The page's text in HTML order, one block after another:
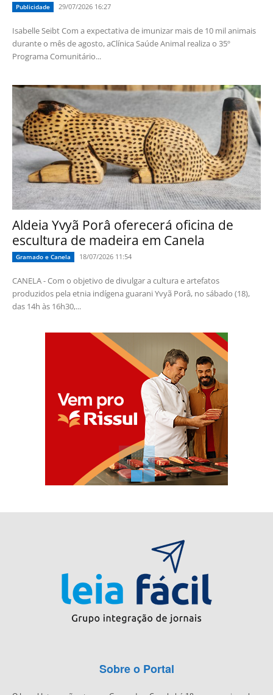
Publicidade 29/07/2026 16:27
Isabelle Seibt Com a expectativa de imunizar mais de 10 mil animais
durante o mês de agosto, aClínica Saúde Animal realiza o 35º
Programa Comunitário...
Aldeia Yvyã Porâ oferecerá oficina de
escultura de madeira em Canela
Gramado e Canela 18/07/2026 11:54
CANELA - Com o objetivo de divulgar a cultura e artefatos
produzidos pela etnia indígena guarani Yvyã Porâ, no sábado (18),
das 14h às 16h30,...
Sobre o Portal